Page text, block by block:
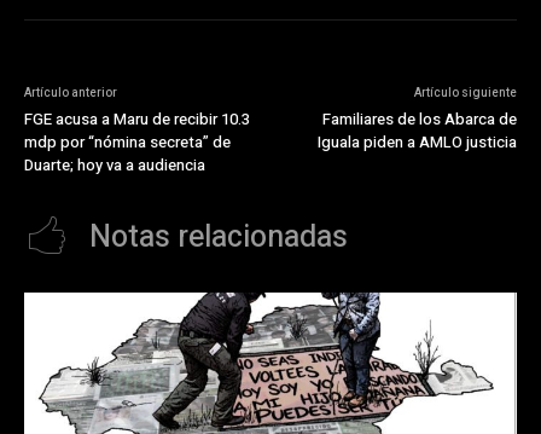
Artículo anterior
FGE acusa a Maru de recibir 10.3
mdp por “nómina secreta” de
Duarte; hoy va a audiencia
Artículo siguiente
Familiares de los Abarca de
Iguala piden a AMLO justicia
Notas relacionadas